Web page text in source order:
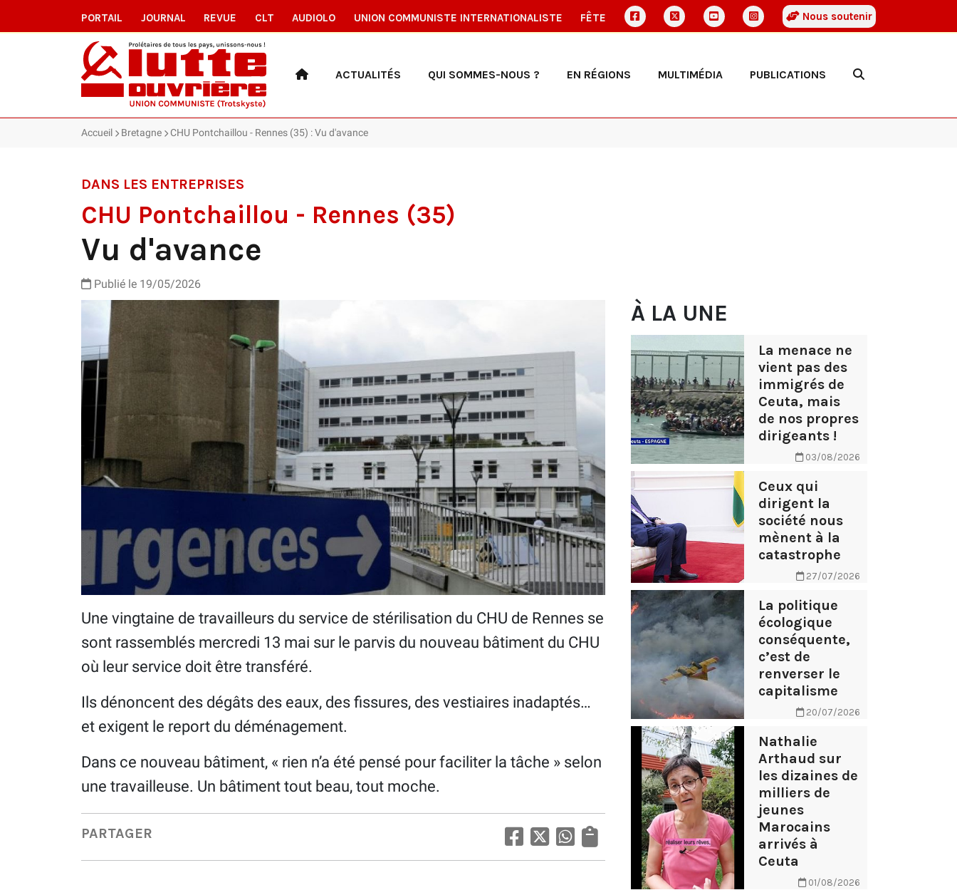
PORTAIL JOURNAL REVUE CLT AUDIOLO UNION COMMUNISTE INTERNATIONALISTE FÊTE Nous soutenir
ACTUALITÉS QUI SOMMES-NOUS ? EN RÉGIONS MULTIMÉDIA PUBLICATIONS
Accueil Bretagne CHU Pontchaillou - Rennes (35) : Vu d'avance
DANS LES ENTREPRISES
CHU Pontchaillou - Rennes (35)
Vu d'avance
Publié le 19/05/2026
Une vingtaine de travailleurs du service de stérilisation du CHU de Rennes se
sont rassemblés mercredi 13 mai sur le parvis du nouveau bâtiment du CHU
où leur service doit être transféré.
Ils dénoncent des dégâts des eaux, des fissures, des vestiaires inadaptés…
et exigent le report du déménagement.
Dans ce nouveau bâtiment, « rien n’a été pensé pour faciliter la tâche » selon
une travailleuse. Un bâtiment tout beau, tout moche.
PARTAGER
À LA UNE
La menace ne
vient pas des
immigrés de
Ceuta, mais
de nos propres
dirigeants !
03/08/2026
Ceux qui
dirigent la
société nous
mènent à la
catastrophe
27/07/2026
La politique
écologique
conséquente,
c’est de
renverser le
capitalisme
20/07/2026
Nathalie
Arthaud sur
les dizaines de
milliers de
jeunes
Marocains
arrivés à
Ceuta
01/08/2026